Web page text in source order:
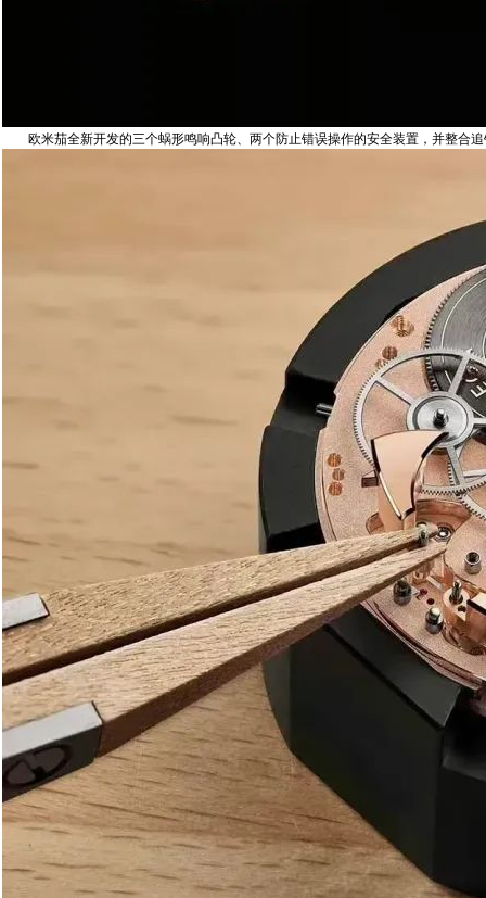
欧米茄‬全新开发‬的‬三个蜗形鸣响凸轮、两个防止错误操作的安全装置，并整合